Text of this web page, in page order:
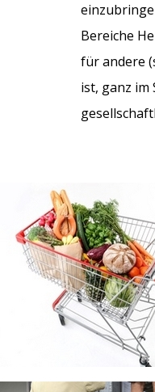
Bereiche
für andere
ist, ganz im